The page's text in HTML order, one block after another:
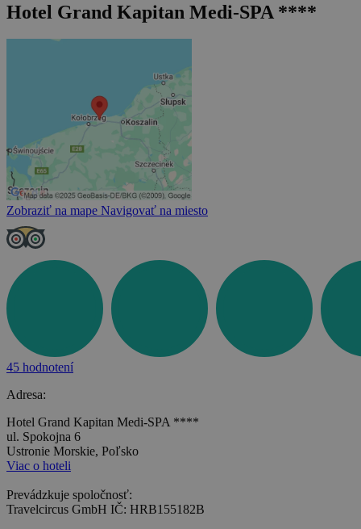
Hotel Grand Kapitan Medi-SPA ****
Zobraziť na mape Navigovať na miesto
45 hodnotení
Adresa:
Hotel Grand Kapitan Medi-SPA ****
ul. Spokojna 6
Ustronie Morskie, Poľsko
Viac o hoteli
Prevádzkuje spoločnosť:
Travelcircus GmbH IČ: HRB155182B